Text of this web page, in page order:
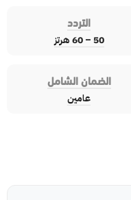
التردد
50 – 60 هرتز
الضمان الشامل
عامين